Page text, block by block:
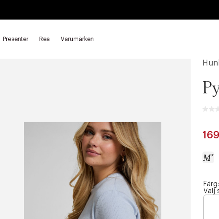
Presenter Rea Varumärken
a
c
Färg:
Välj